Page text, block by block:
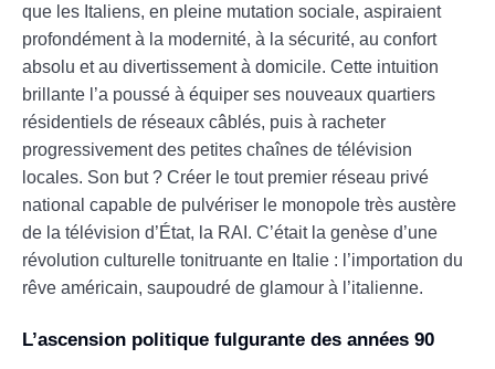
que les Italiens, en pleine mutation sociale, aspiraient
profondément à la modernité, à la sécurité, au confort
absolu et au divertissement à domicile. Cette intuition
brillante l’a poussé à équiper ses nouveaux quartiers
résidentiels de réseaux câblés, puis à racheter
progressivement des petites chaînes de télévision
locales. Son but ? Créer le tout premier réseau privé
national capable de pulvériser le monopole très austère
de la télévision d’État, la RAI. C’était la genèse d’une
révolution culturelle tonitruante en Italie : l’importation du
rêve américain, saupoudré de glamour à l’italienne.
L’ascension politique fulgurante des années 90